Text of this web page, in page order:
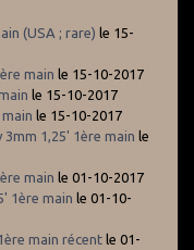
(USA ; rare) le 15-
main le 15-10-2017
le 15-10-2017
le 15-10-2017
1,25' 1ère main le
main le 01-10-2017
1ère main le 01-10-
main récent le 01-